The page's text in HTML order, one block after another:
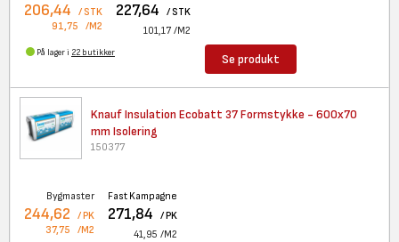
206,44 / STK
91,75 /M2
227,64 / STK
101,17 /M2
På lager i 22 butikker Se produkt
Knauf Insulation Ecobatt 37Formstykke - 600x70
mm Isolering
150377
Bygmaster
244,62 / PK
37,75 /M2
Fast Kampagne
271,84 / PK
41,95 /M2